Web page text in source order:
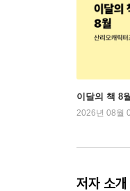
이달의 책 8
2026년 08월
저자 소개